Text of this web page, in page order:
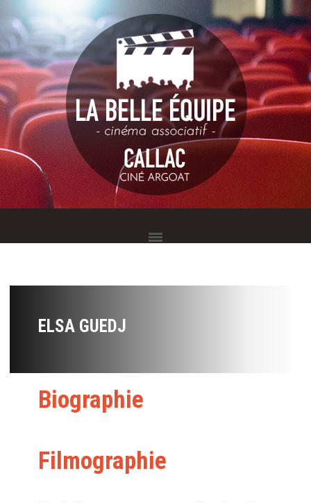
ELSA GUEDJ
Biographie
Filmographie